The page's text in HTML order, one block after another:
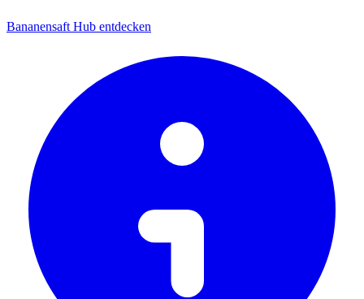
Bananensaft Hub entdecken